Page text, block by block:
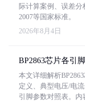
际计算案例、误差分
2007等国家标准。
2026年8月4日
BP2863芯片各引
本文详细解析
定义、典型电压/电
引脚参数对照表。